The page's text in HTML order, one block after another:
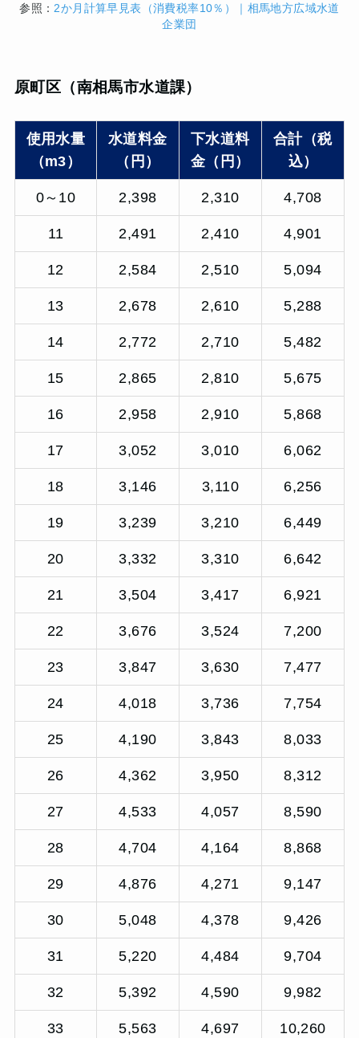
参照： 2か月計算早見表（消費税率10％）｜相馬地方広域水道
企業団
原町区（南相馬市水道課）
使用水量
（m3）
水道料金
（円）
下水道料
金（円）
合計（税
込）
0～10 2,398 2,310 4,708
11 2,491 2,410 4,901
12 2,584 2,510 5,094
13 2,678 2,610 5,288
14 2,772 2,710 5,482
15 2,865 2,810 5,675
16 2,958 2,910 5,868
17 3,052 3,010 6,062
18 3,146 3,110 6,256
19 3,239 3,210 6,449
20 3,332 3,310 6,642
21 3,504 3,417 6,921
22 3,676 3,524 7,200
23 3,847 3,630 7,477
24 4,018 3,736 7,754
25 4,190 3,843 8,033
26 4,362 3,950 8,312
27 4,533 4,057 8,590
28 4,704 4,164 8,868
29 4,876 4,271 9,147
30 5,048 4,378 9,426
31 5,220 4,484 9,704
32 5,392 4,590 9,982
33 5,563 4,697 10,260